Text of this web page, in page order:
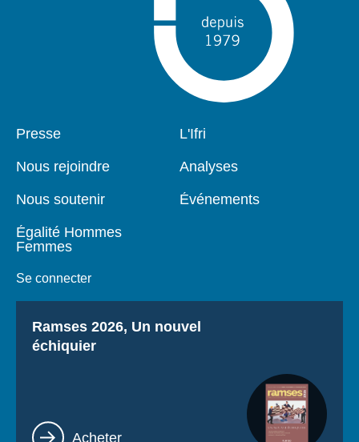
Pied
Presse
Nous rejoindre
Nous soutenir
Égalité Hommes
Femmes
Se connecter
Navigation
L'Ifri
Analyses
Événements
Titre
Ramses 2026, Un nouvel
échiquier
Lien
Acheter